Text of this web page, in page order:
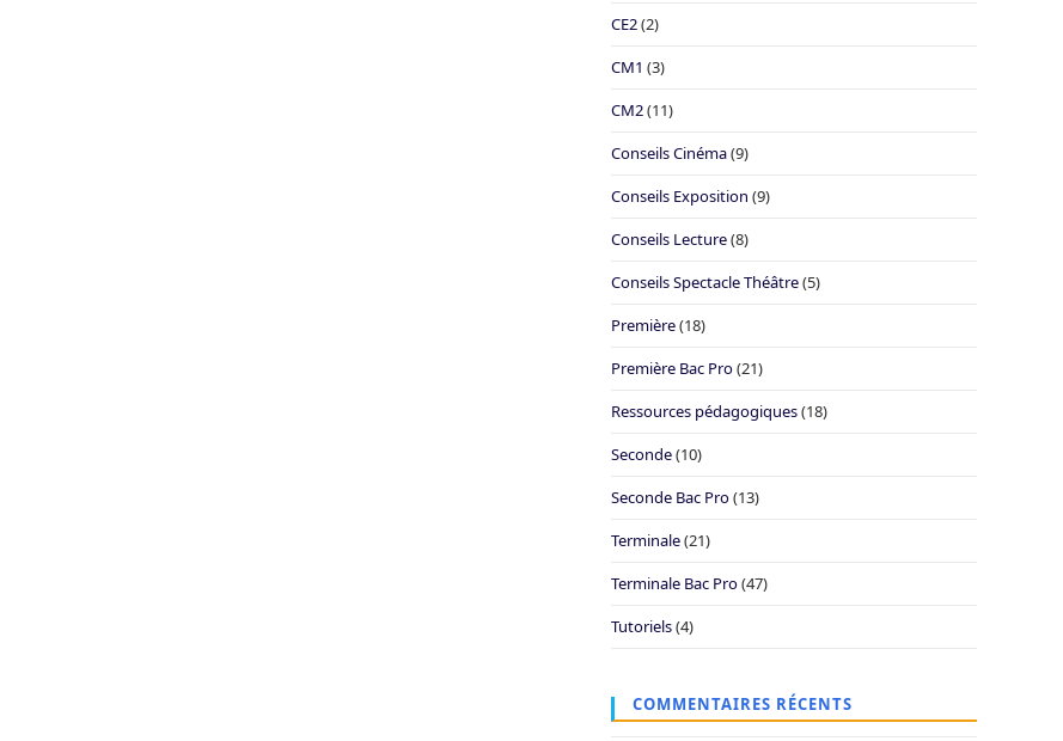
CE2(2)
CM1 (3)
CM2(11)
Conseils Cinéma(9)
Conseils Exposition (9)
Conseils Lecture(8)
Conseils Spectacle Théâtre(5)
Première(18)
Première Bac Pro(21)
Ressources pédagogiques(18)
Seconde(10)
Seconde Bac Pro(13)
Terminale(21)
Terminale Bac Pro(47)
Tutoriels(4)
COMMENTAIRES RÉCENTS